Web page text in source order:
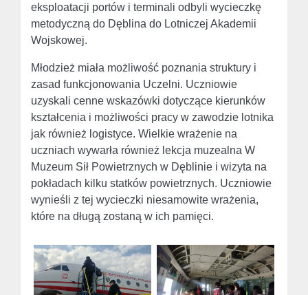
eksploatacji portów i terminali odbyli wycieczkę
metodyczną do Dęblina do Lotniczej Akademii
Wojskowej.
Młodzież miała możliwość poznania struktury i
zasad funkcjonowania Uczelni. Uczniowie
uzyskali cenne wskazówki dotyczące kierunków
kształcenia i możliwości pracy w zawodzie lotnika
jak również logistyce. Wielkie wrażenie na
uczniach wywarła również lekcja muzealna W
Muzeum Sił Powietrznych w Dęblinie i wizyta na
pokładach kilku statków powietrznych. Uczniowie
wynieśli z tej wycieczki niesamowite wrażenia,
które na długą zostaną w ich pamięci.